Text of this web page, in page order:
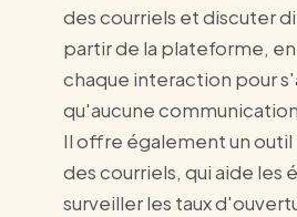
des courriels et discuter
partir de la plateforme,
chaque interaction pour
qu'aucune
Il offre également un outil
des courriels, qui aide les
surveiller les taux